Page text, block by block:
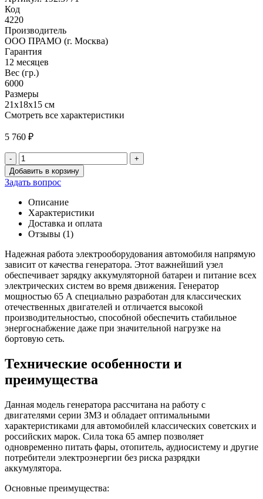
Код
4220
Производитель
ООО ПРАМО (г. Москва)
Гарантия
12 месяцев
Вес (гр.)
6000
Размеры
21х18х15 см
Смотреть все характеристики
5 760 ₽
- +
Количество
товара
Генератор
(402
Волга
дв.ЗМЗ
4021
Добавить в корзину
Задать вопрос
Описание
Характеристики
Доставка и оплата
Отзывы (1)
Надежная работа электрооборудования автомобиля напрямую
зависит от качества генератора. Этот важнейший узел
обеспечивает зарядку аккумуляторной батареи и питание всех
электрических систем во время движения. Генератор
мощностью 65 А специально разработан для классических
отечественных двигателей и отличается высокой
производительностью, способной обеспечить стабильное
энергоснабжение даже при значительной нагрузке на
бортовую сеть.
Технические особенности и
преимущества
Данная модель генератора рассчитана на работу с
двигателями серии ЗМЗ и обладает оптимальными
характеристиками для автомобилей классических советских и
российских марок. Сила тока 65 ампер позволяет
одновременно питать фары, отопитель, аудиосистему и другие
потребители электроэнергии без риска разрядки
аккумулятора.
Основные преимущества: